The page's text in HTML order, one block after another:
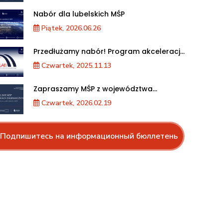
Nabór dla lubelskich MŚP
Piątek, 2026.06.26
Przedłużamy nabór! Program akceleracji
przedsiębiorstw
Czwartek, 2025.11.13
Zapraszamy MŚP z województwa
lubelskiego na warsztaty „Lubelskie MŚP
na nowych rynkach zagranicznych”
Czwartek, 2026.02.19
Подпишитесь на информационный бюллетень